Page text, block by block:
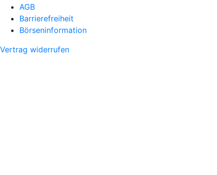
AGB
Barrierefreiheit
Börseninformation
Vertrag widerrufen